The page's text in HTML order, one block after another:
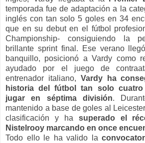
temporada fue de adaptación a la
inglés con tan solo 5 goles en 34
que en su debut en el fútbol
Championship- consiguiendo la
brillante sprint final. Ese verano
banquillo, posicionó a Vardy como
ayudado por el juego de
entrenador italiano, Vardy ha
historia del fútbol tan solo
jugar en séptima división.
mantenido a base de goles al
clasificación y ha superado el
Nistelrooy marcando en once
Todo ello le ha valido la